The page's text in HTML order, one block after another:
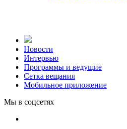
Новости
Интервью
Программы и ведущие
Сетка вещания
Мобильное приложение
Мы в соцсетях